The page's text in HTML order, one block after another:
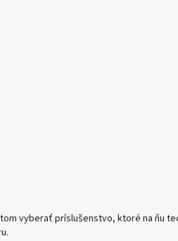
vyberať príslušenstvo, ktoré na ňu